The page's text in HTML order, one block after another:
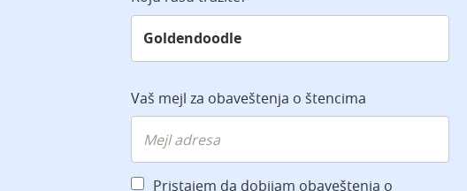
Vaš mejl za obaveštenja o štencima
Pristajem da dobijam obaveštenja o